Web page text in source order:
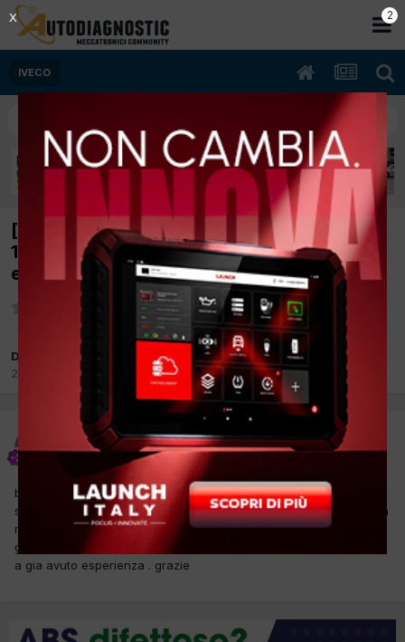
IVECO
[iveco daily 03/2010 2998cc fice0481*A
107Kw Diesel] alcune volte parte male con
errore sensore albero motore
Da diliberto giuseppe
29 Ottobre 2017
IVECO
diliberto giuseppe
Inviato 29 Ottobre 2017
buona sera a tutti domani mattina devo controllare il furgone
sopra elencato , il quale nella messa in moto (non sempre ) fa un
rumore come se il motorino avviamento fosse rovinato
generando l errore sensore albero motore chiedo se qualcuno
a gia avuto esperienza . grazie
2
X